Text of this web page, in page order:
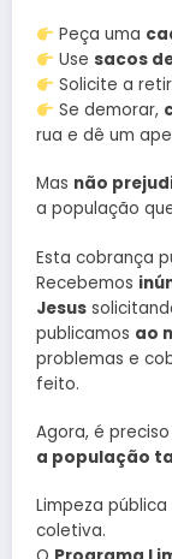
Peça uma
Usesacos
Solicite a
Se demorar,
rua e dê um
Mas não
a população
Esta cobrança
Recebemos
Jesus
publicamos ao
problemas e
feito.
Agora, é
a população
Limpeza
coletiva.